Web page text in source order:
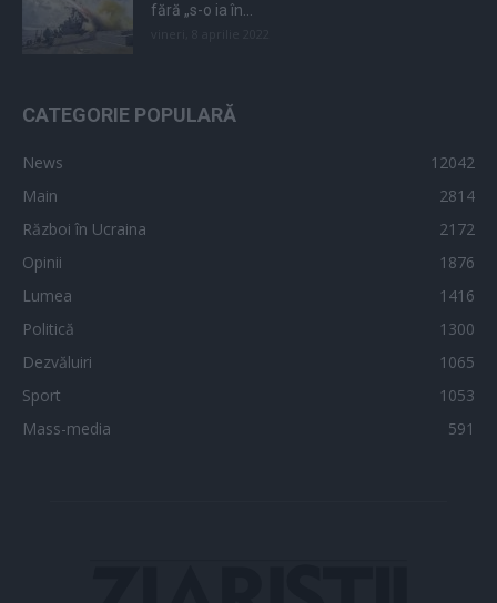
fără „s-o ia în...
CATEGORIE POPULARĂ
News
12042
Main
2814
Război în Ucraina
2172
Opinii
1876
Lumea
1416
Politică
1300
Dezvăluiri
1065
Sport
1053
Mass-media
591